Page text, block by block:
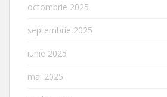
octombrie 2025
septembrie 2025
iunie 2025
mai 2025